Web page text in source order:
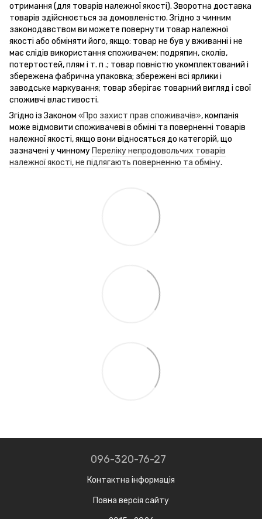
отримання (для товарів належної якості). Зворотна доставка
товарів здійснюється за домовленістю. Згідно з чинним
законодавством ви можете повернути товар належної
якості або обміняти його, якщо: товар не був у вживанні і не
має слідів використання споживачем: подряпин, сколів,
потертостей, плям і т. п .; товар повністю укомплектований і
збережена фабрична упаковка; збережені всі ярлики і
заводське маркування; товар зберігає товарний вигляд і свої
споживчі властивості.
Згідно із Законом «Про захист прав споживачів», компанія
може відмовити споживачеві в обміні та поверненні товарів
належної якості, якщо вони відносяться до категорій, що
зазначені у чинному Переліку непродовольчих товарів
належної якості, не підлягають поверненню та обміну.
096-320-76-27
Контактна інформація
Повна версія сайту